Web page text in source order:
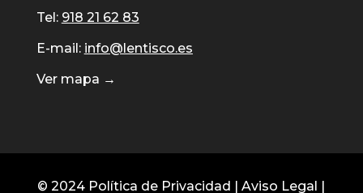
Tel: 918 21 62 83
E-mail: info@lentisco.es
Ver mapa →
© 2024 Política de Privacidad |Aviso Legal |